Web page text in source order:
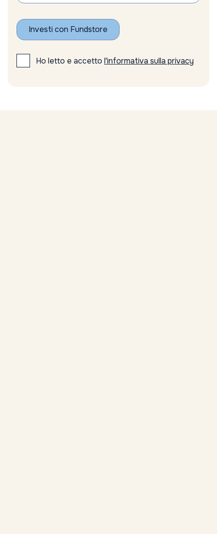
Investi con Fundstore
Ho letto e accetto l'informativa sulla privacy